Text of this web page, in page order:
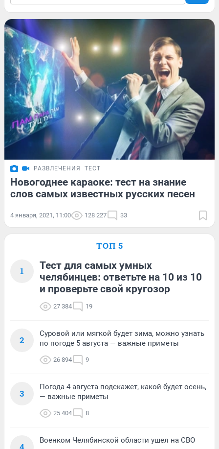
РАЗВЛЕЧЕНИЯ ТЕСТ
Новогоднее караоке: тест на знание
слов самых известных русских песен
4 января, 2021, 11:00 128 227 33
ТОП 5
1
Тест для самых умных
челябинцев: ответьте на 10 из 10
и проверьте свой кругозор
27 384 19
2
Суровой или мягкой будет зима, можно узнать
по погоде 5 августа — важные приметы
26 894 9
3
Погода 4 августа подскажет, какой будет осень,
— важные приметы
25 404 8
4
Военком Челябинской области ушел на СВО